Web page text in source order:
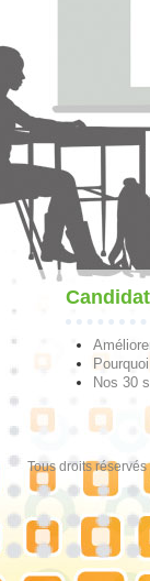
Nos 30
Tous droits